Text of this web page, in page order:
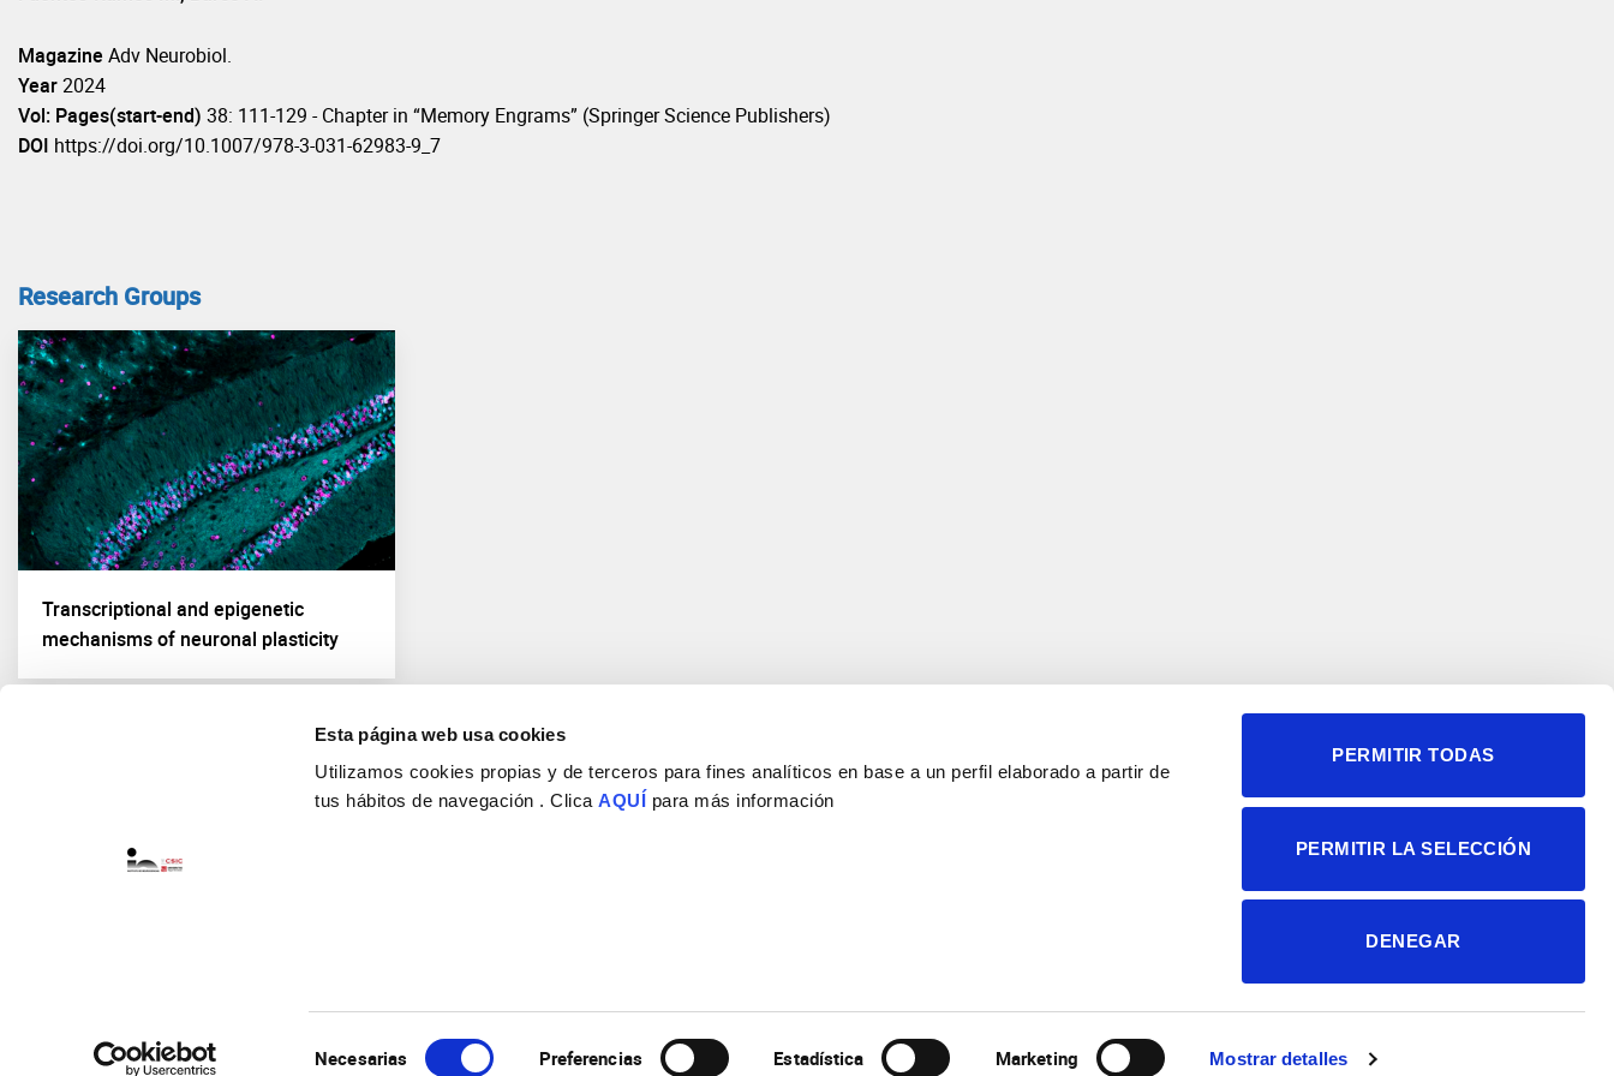
Esta página web usa cookies
Utilizamos cookies propias y de terceros para fines analíticos en base a un perfil elaborado a partir de
tus hábitos de navegación . ClicaAQUÍ para más información
de
Necesarias Preferencias Estadística Marketing Mostrar detalles
PERMITIR TODAS
PERMITIR LA SELECCIÓN
DENEGAR
Magazine Adv Neurobiol.
Year2024
Vol: Pages(start-end) 38: 111-129 - Chapter in “Memory Engrams” (Springer Science Publishers)
DOI https://doi.org/10.1007/978-3-031-62983-9_7
Research Groups
Transcriptional and epigenetic
mechanisms of neuronal plasticity
Neurociencias
Política de privacidad
Accesibilidad